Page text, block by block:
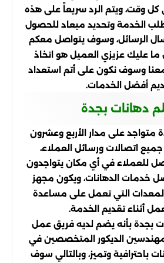
كل وقت، ويتم الرد سريعاً على هذه
طلب الخدمة وتحديد ميعاد للحصول
الرسائل، وسوف يتواصل معكم
عليك عزيزي العميل هو اتخاذ
معنا وسوف نكون على أتم استعداد
أفضل الخدمات.
دهانات بجدة
متواجد على مدار الأربع وعشرون
اتصالات ورسائل العملاء،
للعملاء في أي مكان يتواجدون
خدمات الدهانات، ويكون مجهز
التي تعمل على مساعدة
أثناء تقديم الخدمة.
بجدة بأنه يضم لديه فريق عمل
الديكور المتخصصين في
باحترافية وتميز، وبالتالي سوف